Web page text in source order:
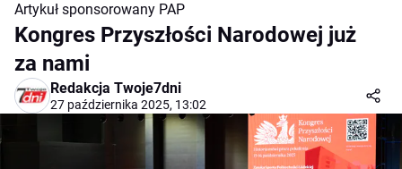
Artykuł sponsorowany PAP
Kongres Przyszłości Narodowej już
za nami
Redakcja Twoje7dni
27 października 2025, 13:02